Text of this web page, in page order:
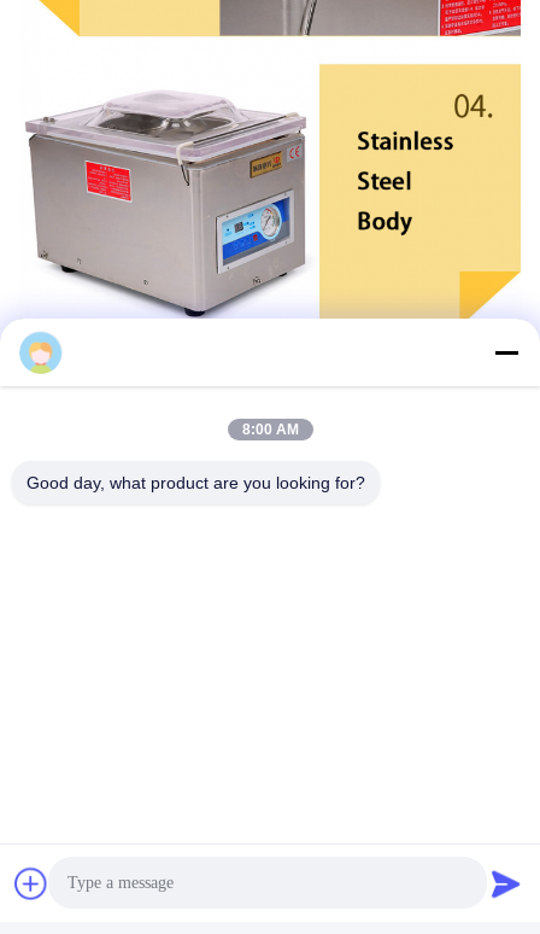
8:01 AM
Good day, what product are you looking for?